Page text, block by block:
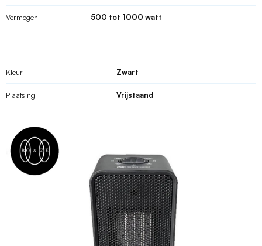
Vermogen 500 tot 1000 watt
Kleur Zwart
Plaatsing Vrijstaand